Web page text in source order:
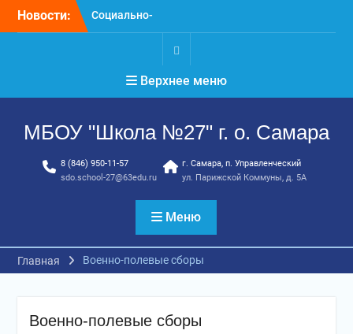
Новости:
Социально-
психологическое
профилактика, забота и
опора для вашей семьи
«Уроки географии»
Верхнее меню
МБОУ "Школа №27" г. о. Самара
8 (846) 950-11-57
sdo.school-27@63edu.ru
г. Самара, п. Управленческий
ул. Парижской Коммуны, д. 5А
Меню
Главная Военно-полевые сборы
Военно-полевые сборы